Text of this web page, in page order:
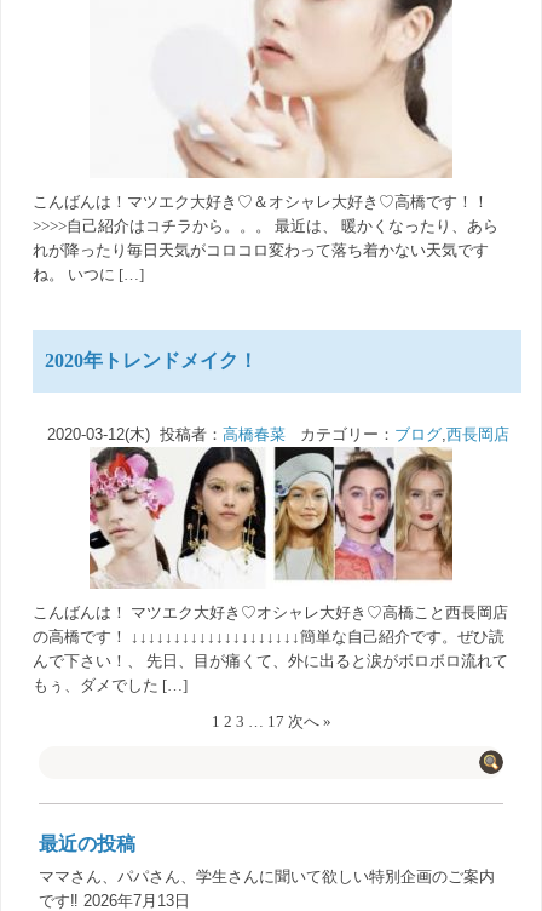
こんばんは！マツエク大好き♡＆オシャレ大好き♡高橋です！！
>>>>自己紹介はコチラから。。。 最近は、 暖かくなったり、あら
れが降ったり毎日天気がコロコロ変わって落ち着かない天気です
ね。 いつに […]
2020年トレンドメイク！
2020-03-12(木) 投稿者： 高橋春菜カテゴリー： ブログ,西長岡店
こんばんは！ マツエク大好き♡オシャレ大好き♡高橋こと西長岡店
の高橋です！ ↓↓↓↓↓↓↓↓↓↓↓↓↓↓↓↓↓↓↓↓簡単な自己紹介です。ぜひ読
んで下さい！、 先日、目が痛くて、外に出ると涙がボロボロ流れて
もぅ、ダメでした […]
1 2 3 … 17 次へ »
最近の投稿
ママさん、パパさん、学生さんに聞いて欲しい特別企画のご案内
です‼️ 2026年7月13日